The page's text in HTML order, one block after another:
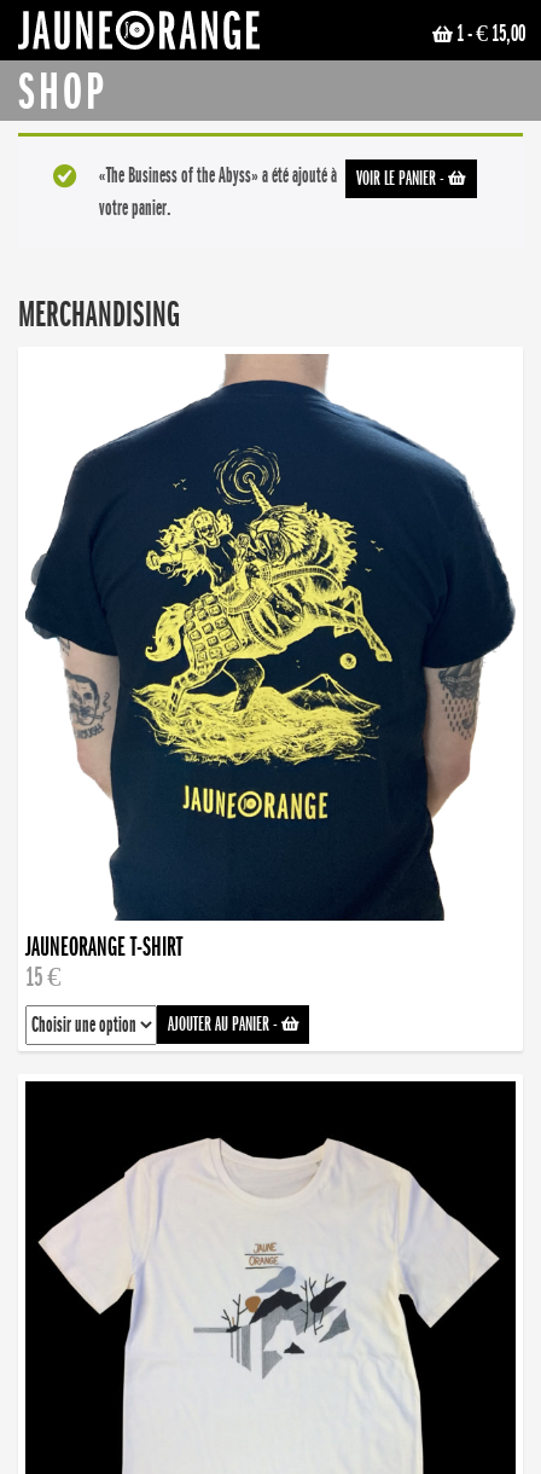
1- € 15,00
SHOP
VOIR LE PANIER-
«The Business of the Abyss» a été ajouté à
votre panier.
MERCHANDISING
JAUNEORANGE T-SHIRT
15 €
AJOUTER AU PANIER-